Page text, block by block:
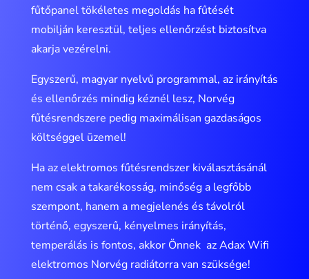
fűtőpanel tökéletes megoldás ha fűtését
mobilján keresztül, teljes ellenőrzést biztosítva
akarja vezérelni.
Egyszerű, magyar nyelvű programmal, az irányítás
és ellenőrzés mindig kéznél lesz, Norvég
fűtésrendszere pedig maximálisan gazdaságos
költséggel üzemel!
Ha az elektromos fűtésrendszer kiválasztásánál
nem csak a takarékosság, minőség a legfőbb
szempont, hanem a megjelenés és távolról
történő, egyszerű, kényelmes irányítás,
temperálás is fontos, akkor Önnek az Adax Wifi
elektromos Norvég radiátorra van szüksége!